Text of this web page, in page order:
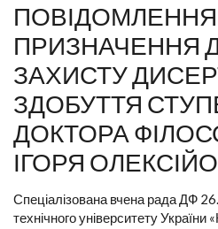
ПРИЗНАЧЕННЯ
ЗАХИСТУ
ЗДОБУТТЯ
ДОКТОРА
ІГОРЯ
Спеціалізована вчена рада ДФ
технічного університету України